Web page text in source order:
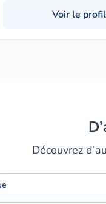
Voir le profil
Découvrez